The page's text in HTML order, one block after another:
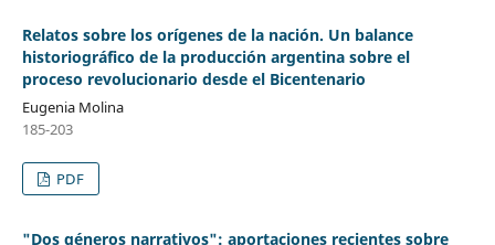
Relatos sobre los orígenes de la nación. Un balance
historiográfico de la producción argentina sobre el
proceso revolucionario desde el Bicentenario
Eugenia Molina
185-203
PDF
"Dos géneros narrativos": aportaciones recientes sobre